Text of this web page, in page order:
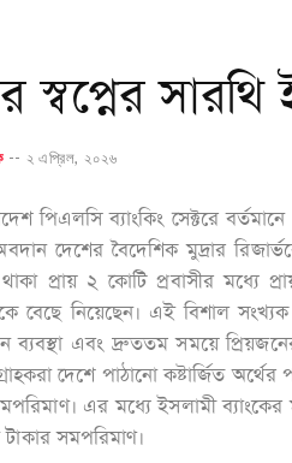
স্বপ্নের
-- ২ এপ্রিল, ২০২৬
পিএলসি ব্যাংকিং সেক্টরে
দেশের বৈদেশিক মুদ্রার
প্রায় ২ কোটি প্রবাসীর মধ্যে
বেছে নিয়েছেন। এই বিশাল
ব্যবস্থা এবং দ্রুততম সময়ে
দেশে পাঠানো কষ্টার্জিত
এর মধ্যে ইসলামী
সমপরিমাণ।